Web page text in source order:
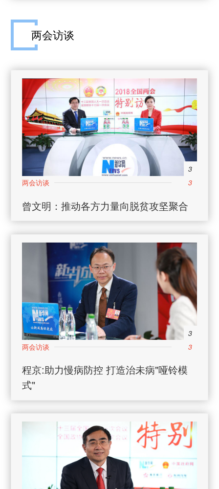
两会访谈
3
3
曾文明：推动各方力量向脱贫攻坚聚合
3
3
程京:助力慢病防控 打造治未病"哑铃模
式"